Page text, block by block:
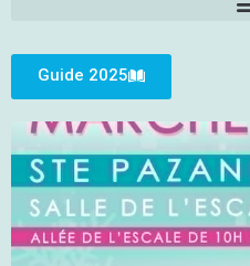
Guide 2025